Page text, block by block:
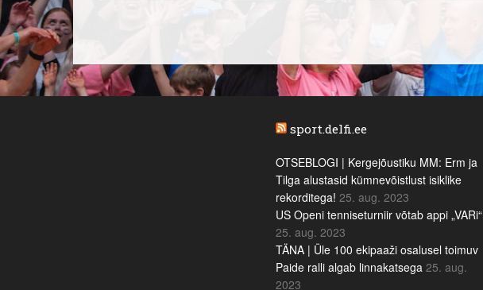
sport.delfi.ee
OTSEBLOGI | Kergejõustiku MM: Erm ja
Tilga alustasid kümnevõistlust isiklike
rekorditega! 25. aug. 2023
US Openi tenniseturniir võtab appi „VARi“
25. aug. 2023
TÄNA | Üle 100 ekipaaži osalusel toimuv
Paide ralli algab linnakatsega 25. aug.
2023